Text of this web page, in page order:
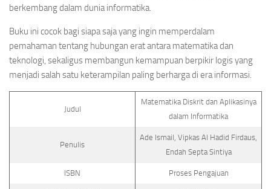
berkembang dalam dunia informatika.
Buku ini cocok bagi siapa saja yang ingin memperdalam
pemahaman tentang hubungan erat antara matematika dan
teknologi, sekaligus membangun kemampuan berpikir logis yang
menjadi salah satu keterampilan paling berharga di era informasi.
Judul
Matematika Diskrit dan Aplikasinya
dalam Informatika
Penulis
Ade Ismail, Vipkas Al Hadid Firdaus,
Endah Septa Sintiya
ISBN Proses Pengajuan